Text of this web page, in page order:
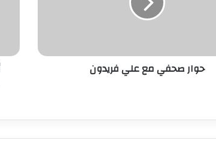
حوار صحفي مع علي فريدون